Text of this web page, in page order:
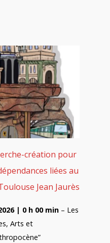
création pour
liées au
Jean Jaurès
| 0 h 00 min – Les
Arts et